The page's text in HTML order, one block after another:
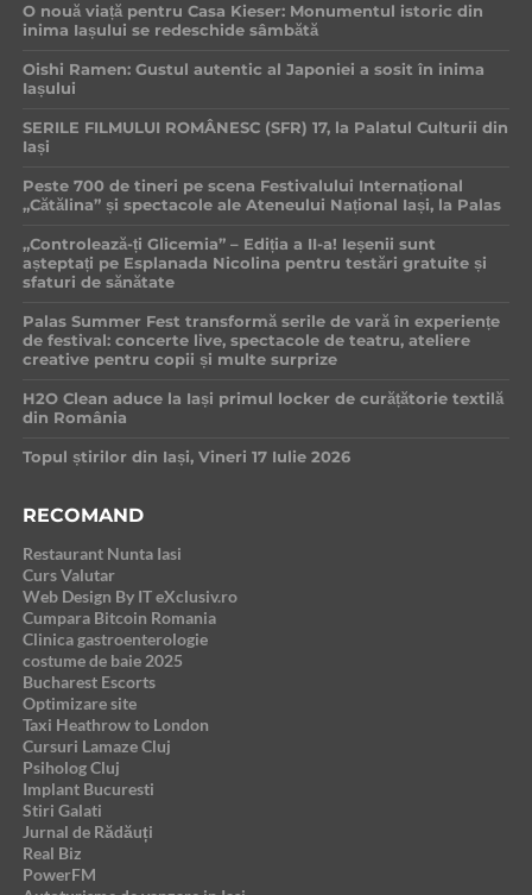
O nouă viață pentru Casa Kieser: Monumentul istoric din
inima Iașului se redeschide sâmbătă
Oishi Ramen: Gustul autentic al Japoniei a sosit în inima
Iașului
SERILE FILMULUI ROMÂNESC (SFR) 17, la Palatul Culturii din
Iași
Peste 700 de tineri pe scena Festivalului Internațional
„Cătălina” și spectacole ale Ateneului Național Iași, la Palas
„Controlează-ți Glicemia” – Ediția a II-a! Ieșenii sunt
așteptați pe Esplanada Nicolina pentru testări gratuite și
sfaturi de sănătate
Palas Summer Fest transformă serile de vară în experiențe
de festival: concerte live, spectacole de teatru, ateliere
creative pentru copii și multe surprize
H2O Clean aduce la Iași primul locker de curățătorie textilă
din România
Topul știrilor din Iași, Vineri 17 Iulie 2026
RECOMAND
Restaurant Nunta Iasi
Curs Valutar
Web Design By IT eXclusiv.ro
Cumpara Bitcoin Romania
Clinica gastroenterologie
costume de baie 2025
Bucharest Escorts
Optimizare site
Taxi Heathrow to London
Cursuri Lamaze Cluj
Psiholog Cluj
Implant Bucuresti
Stiri Galati
Jurnal de Rădăuți
Real Biz
PowerFM